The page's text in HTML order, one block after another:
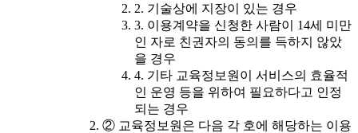
2. 기술상에 지장이 있는 경우
3. 이용계약을 신청한 사람이 14세 미만
인 자로 친권자의 동의를 득하지 않았
을 경우
4. 기타 교육정보원이 서비스의 효율적
인 운영 등을 위하여 필요하다고 인정
되는 경우
② 교육정보원은 다음 각 호에 해당하는 이용